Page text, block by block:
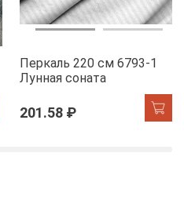
Перкаль 220 см 6793-1
Лунная соната
201.58 ₽